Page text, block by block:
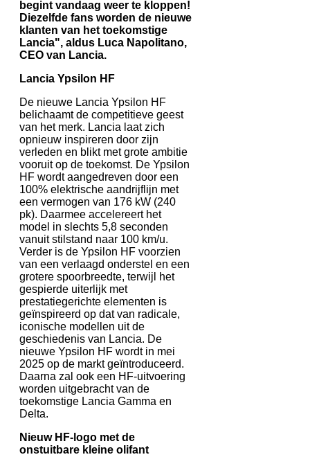
begint vandaag weer te kloppen!
Diezelfde fans worden de nieuwe
klanten van het toekomstige
Lancia", aldus Luca Napolitano,
CEO van Lancia.
Lancia Ypsilon HF
De nieuwe Lancia Ypsilon HF
belichaamt de competitieve geest
van het merk. Lancia laat zich
opnieuw inspireren door zijn
verleden en blikt met grote ambitie
vooruit op de toekomst. De Ypsilon
HF wordt aangedreven door een
100% elektrische aandrijflijn met
een vermogen van 176 kW (240
pk). Daarmee accelereert het
model in slechts 5,8 seconden
vanuit stilstand naar 100 km/u.
Verder is de Ypsilon HF voorzien
van een verlaagd onderstel en een
grotere spoorbreedte, terwijl het
gespierde uiterlijk met
prestatiegerichte elementen is
geïnspireerd op dat van radicale,
iconische modellen uit de
geschiedenis van Lancia. De
nieuwe Ypsilon HF wordt in mei
2025 op de markt geïntroduceerd.
Daarna zal ook een HF-uitvoering
worden uitgebracht van de
toekomstige Lancia Gamma en
Delta.
Nieuw HF-logo met de
onstuitbare kleine olifant